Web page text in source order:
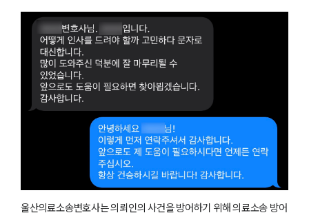
울산의료소송변호사는 의뢰인의 사건을 방어하기 위해 의료소송 방어